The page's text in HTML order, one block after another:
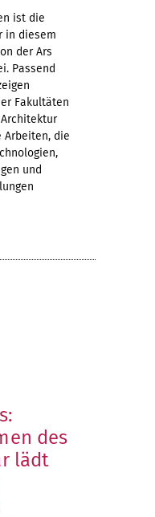
ist die
in diesem
der Ars
Passend
Fakultäten
Arbeiten, die
und
des
lädt